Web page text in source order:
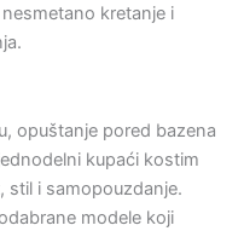
kretanje i
opuštanje pored bazena
kupaći kostim
stil i samopouzdanje.
modele koji